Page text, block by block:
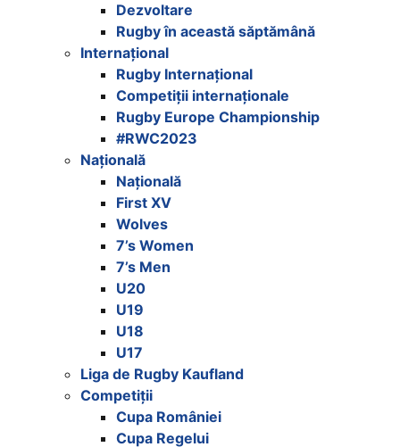
Dezvoltare
Rugby în această săptămână
Internațional
Rugby Internațional
Competiții internaționale
Rugby Europe Championship
#RWC2023
Națională
Națională
First XV
Wolves
7’s Women
7’s Men
U20
U19
U18
U17
Liga de Rugby Kaufland
Competiții
Cupa României
Cupa Regelui